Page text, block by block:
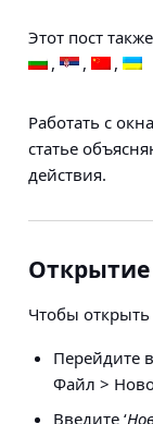
Этот пост
Работать с
статье
действия.
Открытие
Чтобы
Перейдите
Файл >
Введите ‘